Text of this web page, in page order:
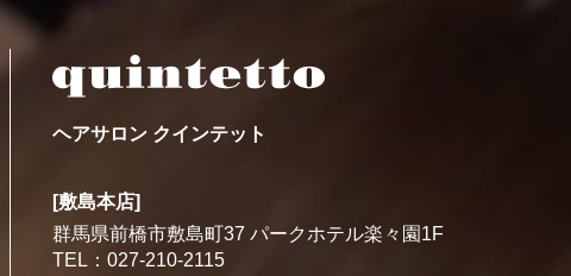
ヘアサロン クインテット
[敷島本店]
群馬県前橋市敷島町37 パークホテル楽々園1F
TEL：027-210-2115